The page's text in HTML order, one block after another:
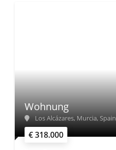
€ 318.000
Wohnung
Los Alcázares, Murcia, Spain